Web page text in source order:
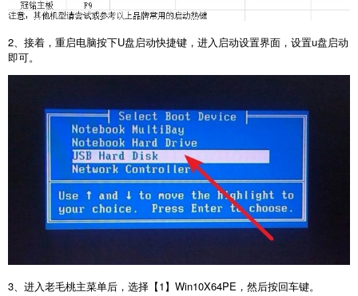
2、接着，重启电脑按下U盘启动快捷键，进入启动设置界面，设置u盘启动
即可。
3 、进入老毛桃主菜单后，选择【1】 Win10X64PE ，然后按回车键。